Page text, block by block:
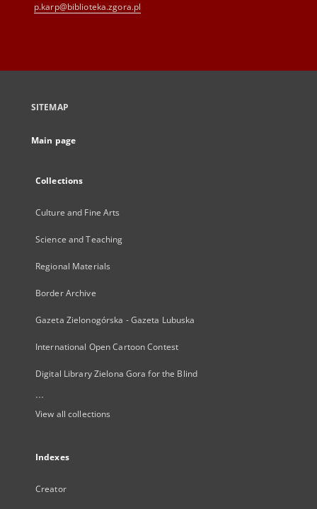
p.karp@biblioteka.zgora.pl
SITEMAP
Main page
Collections
Culture and Fine Arts
Science and Teaching
Regional Materials
Border Archive
Gazeta Zielonogórska - Gazeta Lubuska
International Open Cartoon Contest
Digital Library Zielona Gora for the Blind
...
View all collections
Indexes
Creator